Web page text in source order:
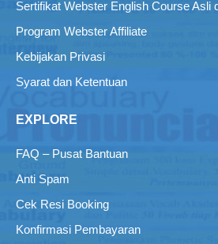
Sertifikat Webster English Course Asli
Program Webster Affiliate
Kebijakan Privasi
Syarat dan Ketentuan
EXPLORE
FAQ – Pusat Bantuan
Anti Spam
Cek Resi Booking
Konfirmasi Pembayaran